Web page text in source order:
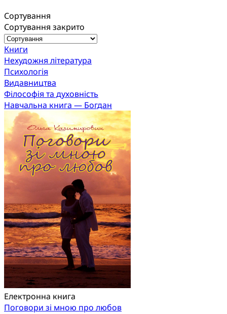
Сортування
Сортування закрито
Книги
Нехудожня література
Психологія
Видавництва
Філософія та духовність
Навчальна книга — Богдан
Електронна книга
Поговори зі мною про любов